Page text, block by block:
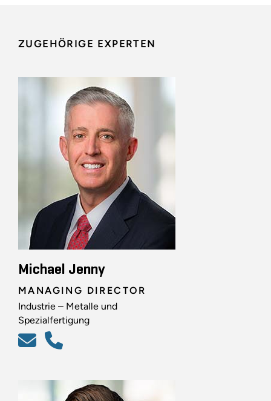
ZUGEHÖRIGE EXPERTEN
Michael Jenny
MANAGING DIRECTOR
Industrie – Metalle und
Spezialfertigung